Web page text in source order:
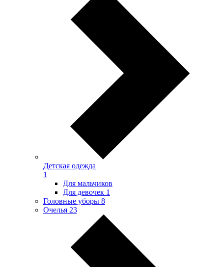
Детская одежда
1
Для мальчиков
Для девочек 1
Головные уборы 8
Очелья 23